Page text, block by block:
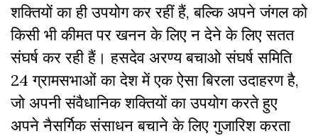
शक्तियों का ही उपयोग कर रहीं हैं, बल्कि अपने जंगल को
किसी भी कीमत पर खनन के लिए न देने के लिए सतत
संघर्ष कर रही हैं। हसदेव अरण्य बचाओ संघर्ष समिति
24 ग्रामसभाओं का देश में एक ऐसा बिरला उदाहरण है,
जो अपनी संवैधानिक शक्तियों का उपयोग करते हुए
अपने नैसर्गिक संसाधन बचाने के लिए गुजारिश करता